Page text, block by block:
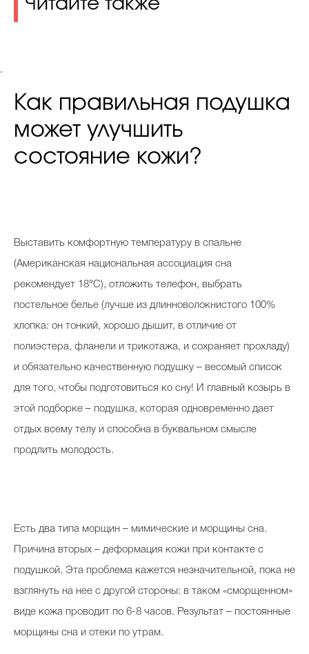
.
Как правильная подушка
может улучшить
состояние кожи?
Выставить комфортную температуру в спальне
(Американская национальная ассоциация сна
рекомендует 18°C), отложить телефон, выбрать
постельное белье (лучше из длинноволокнистого 100%
хлопка: он тонкий, хорошо дышит, в отличие от
полиэстера, фланели и трикотажа, и сохраняет прохладу)
и обязательно качественную подушку – весомый список
для того, чтобы подготовиться ко сну! И главный козырь в
этой подборке – подушка, которая одновременно дает
отдых всему телу и способна в буквальном смысле
продлить молодость.
Есть два типа морщин – мимические и морщины сна.
Причина вторых – деформация кожи при контакте с
подушкой. Эта проблема кажется незначительной, пока не
взглянуть на нее с другой стороны: в таком «сморщенном»
виде кожа проводит по 6-8 часов. Результат – постоянные
морщины сна и отеки по утрам.